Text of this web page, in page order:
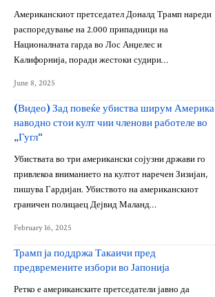
Американскиот претседател Доналд Трамп нареди
распоредување на 2.000 припадници на
Националната гарда во Лос Анџелес и
Калифорнија, поради жестоки судири…
June 8, 2025
(Видео) Зад повеќе убиства ширум Америка
наводно стои култ чии членови работеле во
„Гугл“
Убиствата во три американски сојузни држави го
привлекоа вниманието на култот наречен Зизијан,
пишува Гардијан. Убиството на американскиот
граничен полицаец Дејвид Маланд…
February 16, 2025
Трамп ја поддржа Такаичи пред
предвремените избори во Јапонија
Ретко е американските претседатели јавно да